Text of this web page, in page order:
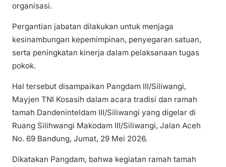
organisasi.
Pergantian jabatan dilakukan untuk menjaga
kesinambungan kepemimpinan, penyegaran satuan,
serta peningkatan kinerja dalam pelaksanaan tugas
pokok.
Hal tersebut disampaikan Pangdam III/Siliwangi,
Mayjen TNI Kosasih dalam acara tradisi dan ramah
tamah Dandeninteldam III/Siliwangi yang digelar di
Ruang Silihwangi Makodam III/Siliwangi, Jalan Aceh
No. 69 Bandung, Jumat, 29 Mei 2026.
Dikatakan Pangdam, bahwa kegiatan ramah tamah